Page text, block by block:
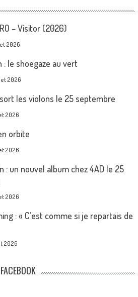
– Visitor (2026)
2026
: le shoegaze au vert
2026
les violons le 25 septembre
2026
orbite
2026
: un nouvel album chez 4AD le 25
2026
: « C’est comme si je repartais de
2026